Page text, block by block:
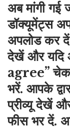
अब मांगी गई
डॉक्यूमेंट्स
अपलोड कर
देखें और यदि
agree” चेक
भरें. आपके
प्रीव्यू देखें
फीस भर दें.